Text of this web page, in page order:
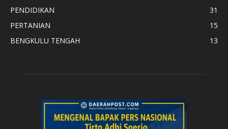
PENDIDIKAN
31
PERTANIAN
15
BENGKULU TENGAH
13